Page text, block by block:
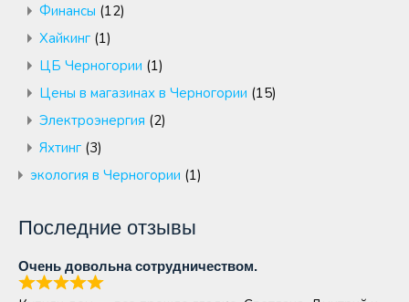
Финансы (12)
Хайкинг (1)
ЦБ Черногории (1)
Цены в магазинах в Черногории (15)
Электроэнергия (2)
Яхтинг (3)
экология в Черногории (1)
Последние отзывы
Очень довольна сотрудничеством.